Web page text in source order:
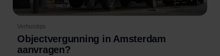
Verhuistips
Objectvergunning in Amsterdam
aanvragen?